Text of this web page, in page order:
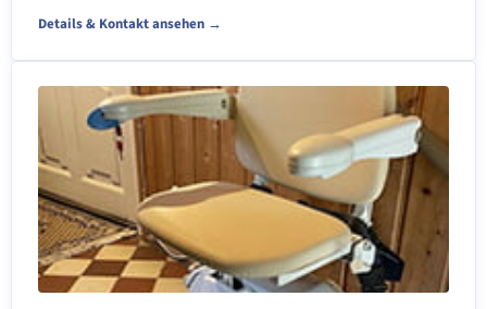
Details & Kontakt ansehen →